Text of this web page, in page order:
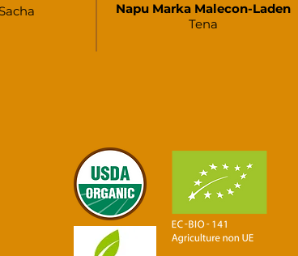
Napu Marka Malecon-Laden
Tena